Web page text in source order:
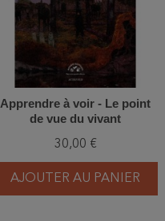
Apprendre à voir - Le point
de vue du vivant
30,00 €
AJOUTER AU PANIER